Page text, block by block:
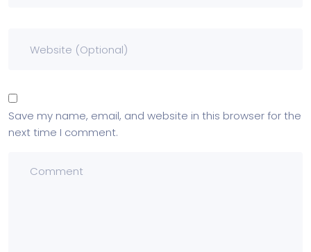
Save my name, email, and website in this browser for the
next time I comment.